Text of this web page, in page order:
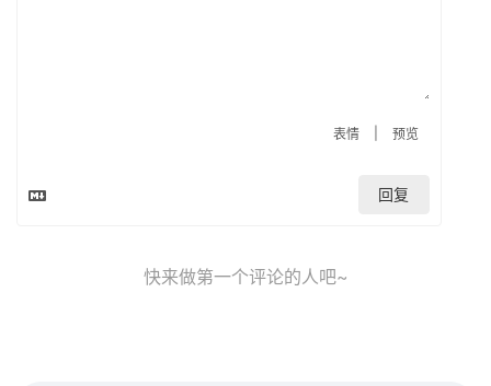
表情 预览
回复
快来做第一个评论的人吧~